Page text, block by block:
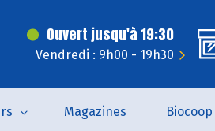
Ouvert jusqu'à 19:30
Vendredi : 9h00 - 19h30
Magazines Biocoop